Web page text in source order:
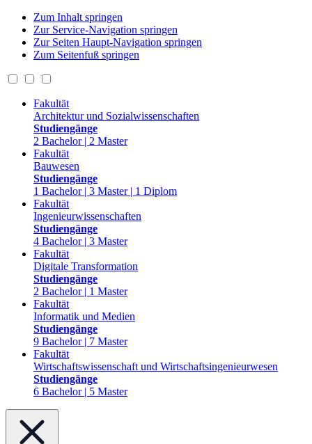
Zum Inhalt springen
Zur Service-Navigation springen
Zur Seiten Haupt-Navigation springen
Zum Seitenfuß springen
Fakultät
Architektur und Sozialwissenschaften
Studiengänge
2 Bachelor | 2 Master
Fakultät
Bauwesen
Studiengänge
1 Bachelor | 3 Master | 1 Diplom
Fakultät
Ingenieurwissenschaften
Studiengänge
4 Bachelor | 3 Master
Fakultät
Digitale Transformation
Studiengänge
2 Bachelor | 1 Master
Fakultät
Informatik und Medien
Studiengänge
9 Bachelor | 7 Master
Fakultät
Wirtschaftswissenschaft und Wirtschaftsingenieurwesen
Studiengänge
6 Bachelor | 5 Master